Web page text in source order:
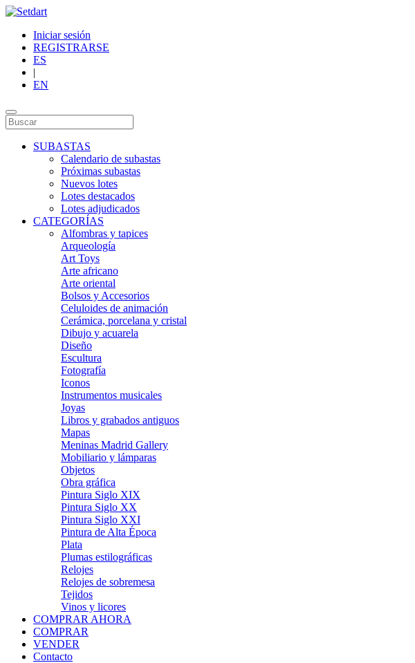
Iniciar sesión
REGISTRARSE
ES
|
EN
SUBASTAS
Calendario de subastas
Próximas subastas
Nuevos lotes
Lotes destacados
Lotes adjudicados
CATEGORÍAS
Alfombras y tapices
Arqueología
Art Toys
Arte africano
Arte oriental
Bolsos y Accesorios
Celuloides de animación
Cerámica, porcelana y cristal
Dibujo y acuarela
Diseño
Escultura
Fotografía
Iconos
Instrumentos musicales
Joyas
Libros y grabados antiguos
Mapas
Meninas Madrid Gallery
Mobiliario y lámparas
Objetos
Obra gráfica
Pintura Siglo XIX
Pintura Siglo XX
Pintura Siglo XXI
Pintura de Alta Época
Plata
Plumas estilográficas
Relojes
Relojes de sobremesa
Tejidos
Vinos y licores
COMPRAR AHORA
COMPRAR
VENDER
Contacto